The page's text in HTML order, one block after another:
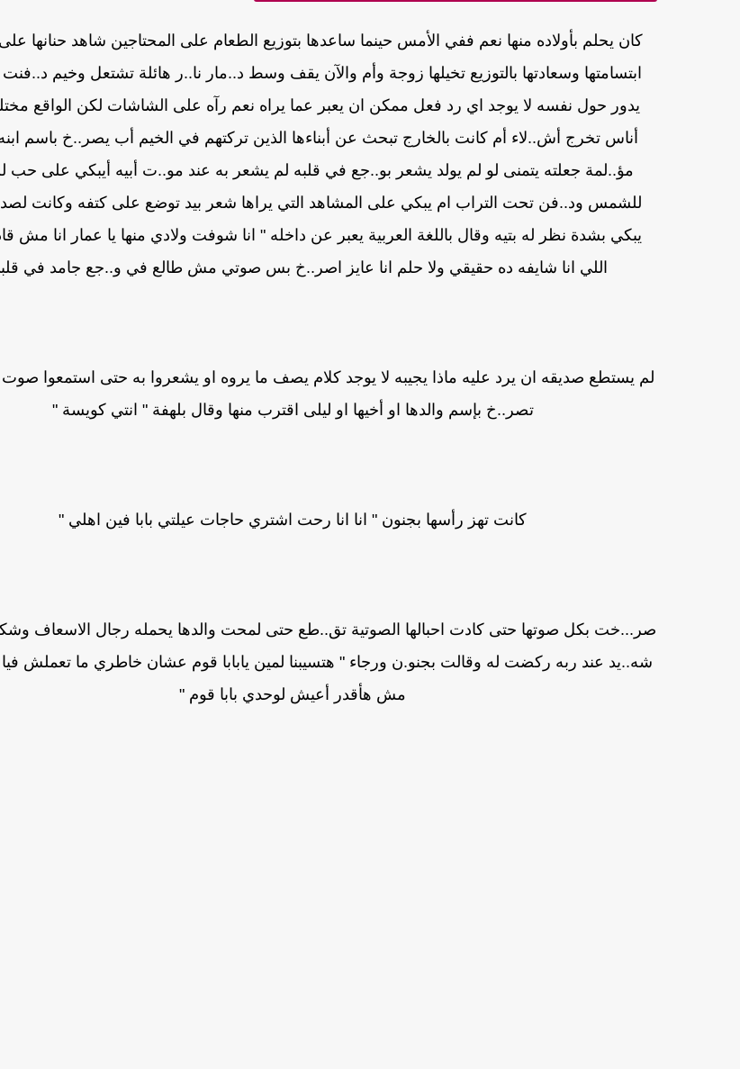
كان يحلم بأولاده منها نعم ففي الأمس حينما ساعدها بتوزيع الطعام على المحتاجين شاهد حنانها
ابتسامتها وسعادتها بالتوزيع تخيلها زوجة وأم والآن يقف وسط د..مار نا..ر هائلة تشتعل وخيم د..فنت
يدور حول نفسه لا يوجد اي رد فعل ممكن ان يعبر عما يراه نعم رآه على الشاشات لكن الواقع
أناس تخرج أش..لاء أم كانت بالخارج تبحث عن أبناءها الذين تركتهم في الخيم أب يصر..خ باسم
مؤ..لمة جعلته يتمنى لو لم يولد يشعر بو..جع في قلبه لم يشعر به عند مو..ت أبيه أيبكي على حب
للشمس ود..فن تحت التراب ام يبكي على المشاهد التي يراها شعر بيد توضع على كتفه وكانت
يبكي بشدة نظر له بتيه وقال باللغة العربية يعبر عن داخله " انا شوفت ولادي منها يا عمار انا مش
اللي انا شايفه ده حقيقي ولا حلم انا عايز اصر..خ بس صوتي مش طالع في و..جع جامد في
لم يستطع صديقه ان يرد عليه ماذا يجيبه لا يوجد كلام يصف ما يروه او يشعروا به حتى استمعوا صوت
تصر..خ بإسم والدها او أخيها او ليلى اقترب منها وقال بلهفة " انتي كويسة "
كانت تهز رأسها بجنون " انا انا رحت اشتري حاجات عيلتي بابا فين اهلي "
صر...خت بكل صوتها حتى كادت احبالها الصوتية تق..طع حتى لمحت والدها يحمله رجال الاسعاف
شه..يد عند ربه ركضت له وقالت بجنو.ن ورجاء " هتسيبنا لمين يابابا قوم عشان خاطري ما تعملش فيا
مش هأقدر أعيش لوحدي بابا قوم "